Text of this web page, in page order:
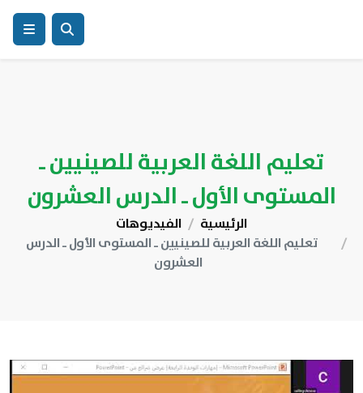
تعليم اللغة العربية للصينيين ـ
المستوى الأول ـ الدرس العشرون
الرئيسية
الفيديوهات
تعليم اللغة العربية للصينيين ـ المستوى الأول ـ الدرس
العشرون